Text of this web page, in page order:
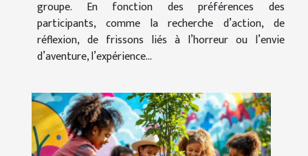
groupe. En fonction des préférences des
participants, comme la recherche d’action, de
réflexion, de frissons liés à l’horreur ou l’envie
d’aventure, l’expérience...